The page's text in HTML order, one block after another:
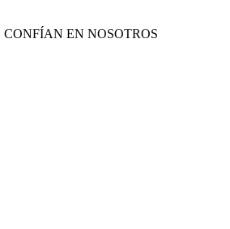
EN NOSOTROS